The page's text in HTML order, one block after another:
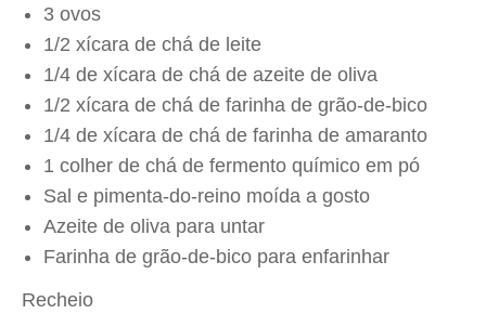
3 ovos
1/2 xícara de chá de leite
1/4 de xícara de chá de azeite de oliva
1/2 xícara de chá de farinha de grão-de-bico
1/4 de xícara de chá de farinha de amaranto
1 colher de chá de fermento químico em pó
Sal e pimenta-do-reino moída a gosto
Azeite de oliva para untar
Farinha de grão-de-bico para enfarinhar
Recheio